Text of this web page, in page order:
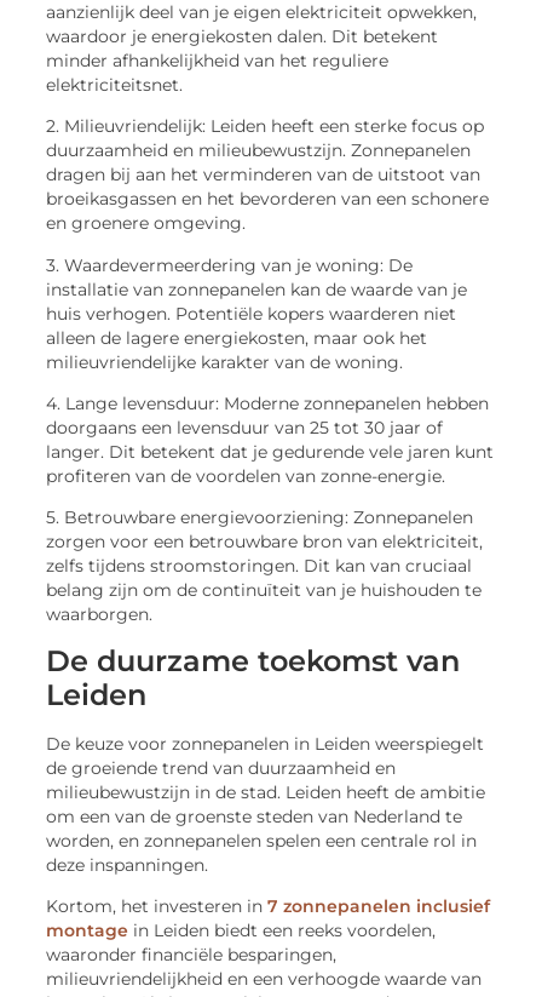
aanzienlijk deel van je eigen elektriciteit opwekken,
waardoor je energiekosten dalen. Dit betekent
minder afhankelijkheid van het reguliere
elektriciteitsnet.
2. Milieuvriendelijk: Leiden heeft een sterke focus op
duurzaamheid en milieubewustzijn. Zonnepanelen
dragen bij aan het verminderen van de uitstoot van
broeikasgassen en het bevorderen van een schonere
en groenere omgeving.
3. Waardevermeerdering van je woning: De
installatie van zonnepanelen kan de waarde van je
huis verhogen. Potentiële kopers waarderen niet
alleen de lagere energiekosten, maar ook het
milieuvriendelijke karakter van de woning.
4. Lange levensduur: Moderne zonnepanelen hebben
doorgaans een levensduur van 25 tot 30 jaar of
langer. Dit betekent dat je gedurende vele jaren kunt
profiteren van de voordelen van zonne-energie.
5. Betrouwbare energievoorziening: Zonnepanelen
zorgen voor een betrouwbare bron van elektriciteit,
zelfs tijdens stroomstoringen. Dit kan van cruciaal
belang zijn om de continuïteit van je huishouden te
waarborgen.
De duurzame toekomst van
Leiden
De keuze voor zonnepanelen in Leiden weerspiegelt
de groeiende trend van duurzaamheid en
milieubewustzijn in de stad. Leiden heeft de ambitie
om een van de groenste steden van Nederland te
worden, en zonnepanelen spelen een centrale rol in
deze inspanningen.
Kortom, het investeren in7 zonnepanelen inclusief
montage in Leiden biedt een reeks voordelen,
waaronder financiële besparingen,
milieuvriendelijkheid en een verhoogde waarde van